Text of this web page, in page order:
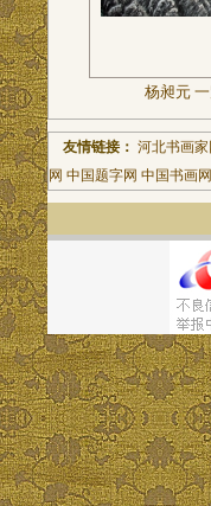
杨昶元
友情链接： 河北书画家
网 中国题字网 中国书画网